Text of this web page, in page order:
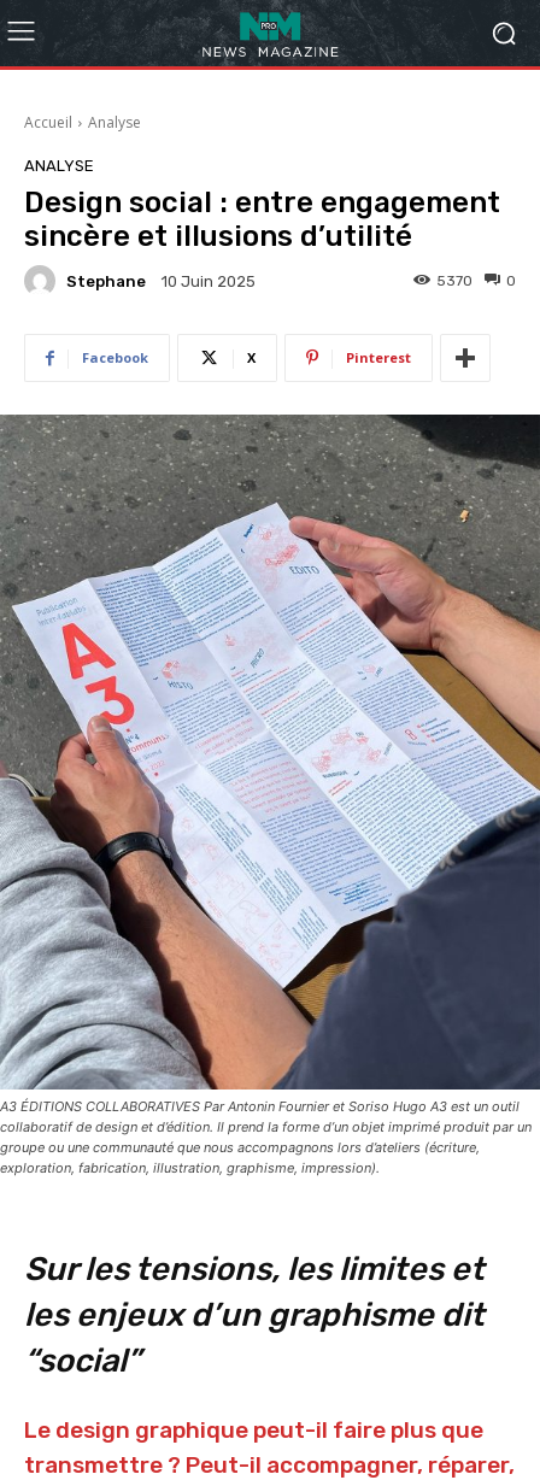
Accueil Analyse
ANALYSE
Design social : entre engagement
sincère et illusions d’utilité
Stephane 10 Juin 2025 0
5370
Facebook X Pinterest
A3 ÉDITIONS COLLABORATIVES Par Antonin Fournier et Soriso Hugo A3 est un outil
collaboratif de design et d’édition. Il prend la forme d’un objet imprimé produit par un
groupe ou une communauté que nous accompagnons lors d’ateliers (écriture,
exploration, fabrication, illustration, graphisme, impression).
Sur les tensions, les limites et
les enjeux d’un graphisme dit
“social”
Le design graphique peut-il faire plus que
transmettre ? Peut-il accompagner, réparer,